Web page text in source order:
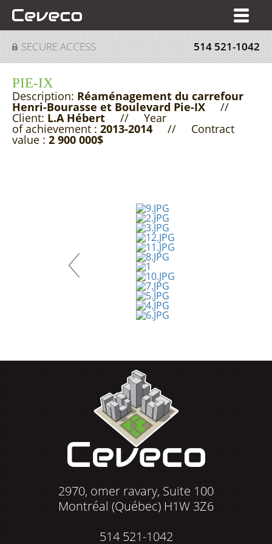
SECURE ACCESS 514 521-1042
PIE-IX
Description: Réaménagement du carrefour
Henri-Bourasse et Boulevard Pie-IX //
Client: L.A Hébert // Year
ofachievement : 2013-2014 // Contract
value : 2 900 000$
2970, omer ravary, Suite 100
Montréal (Québec) H1W 3Z6
514 521-1042